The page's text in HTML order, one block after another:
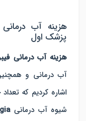
هزینه آب درمانی
پزشک اول
هزینه آب درمانی
آب درمانی و
اشاره کردیم که
شیوه آب درمانی‌